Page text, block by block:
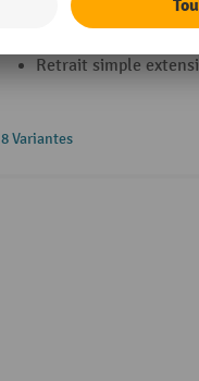
Jusqu'à 1 000 kg de
Retrait simple
8 Variantes